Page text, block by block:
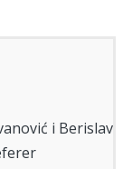
i Berislav